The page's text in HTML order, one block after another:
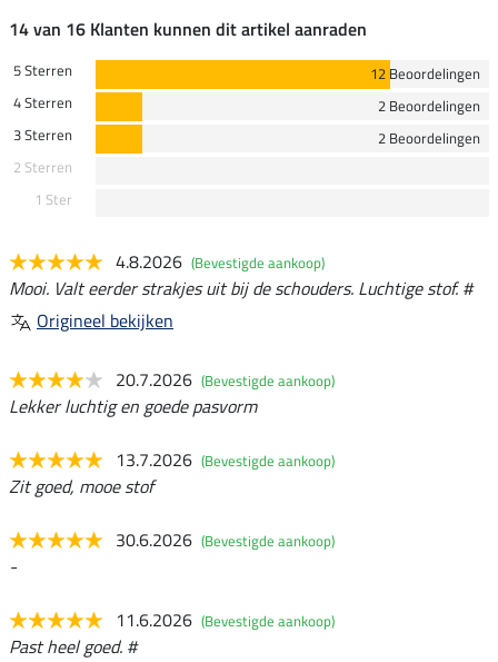
14 van 16 Klanten kunnen dit artikel aanraden
5 Sterren
12 Beoordelingen
4 Sterren
2 Beoordelingen
3 Sterren
2 Beoordelingen
2 Sterren
1 Ster
4.8.2026 (Bevestigde aankoop)
Mooi. Valt eerder strakjes uit bij de schouders. Luchtige stof. #
Origineel bekijken
20.7.2026 (Bevestigde aankoop)
Lekker luchtig en goede pasvorm
13.7.2026 (Bevestigde aankoop)
Zit goed, mooe stof
30.6.2026 (Bevestigde aankoop)
-
11.6.2026 (Bevestigde aankoop)
Past heel goed. #